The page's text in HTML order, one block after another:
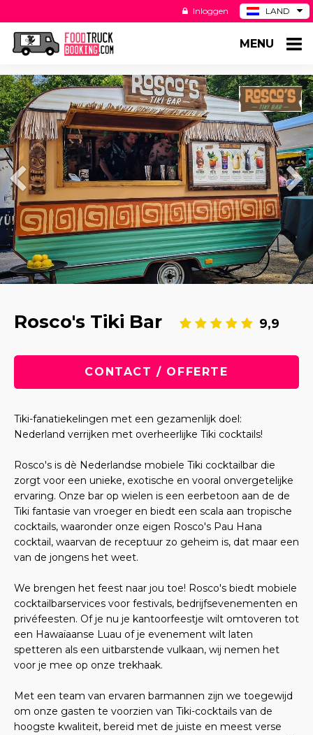
LAND
DE
US
Inloggen
MENU
Rosco's Tiki Bar 9,9
CONTACT / OFFERTE
Tiki-fanatiekelingen met een gezamenlijk doel:
Nederland verrijken met overheerlijke Tiki cocktails!
Rosco's is dè Nederlandse mobiele Tiki cocktailbar die
zorgt voor een unieke, exotische en vooral onvergetelijke
ervaring. Onze bar op wielen is een eerbetoon aan de de
Tiki fantasie van vroeger en biedt een scala aan tropische
cocktails, waaronder onze eigen Rosco's Pau Hana
cocktail, waarvan de receptuur zo geheim is, dat maar een
van de jongens het weet.
We brengen het feest naar jou toe! Rosco's biedt mobiele
cocktailbarservices voor festivals, bedrijfsevenementen en
privéfeesten. Of je nu je kantoorfeestje wilt omtoveren tot
een Hawaïaanse Luau of je evenement wilt laten
spetteren als een uitbarstende vulkaan, wij nemen het
voor je mee op onze trekhaak.
Met een team van ervaren barmannen zijn we toegewijd
om onze gasten te voorzien van Tiki-cocktails van de
hoogste kwaliteit, bereid met de juiste en meest verse